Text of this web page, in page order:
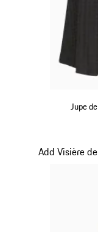
Jupe
Add Visière
Diapositive 5 sur 20